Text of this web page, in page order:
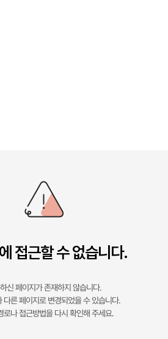
접근할 수 없습니다.
신 페이지가 존재하지 않습니다.
다른 페이지로 변경되었을 수 있습니다.
로나 접근방법을 다시 확인해 주세요.